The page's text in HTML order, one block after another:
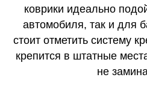
коврики идеально
автомобиля, так и для
стоит отметить систему
крепится в штатные
не